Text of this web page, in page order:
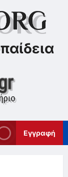
Εγγραφή